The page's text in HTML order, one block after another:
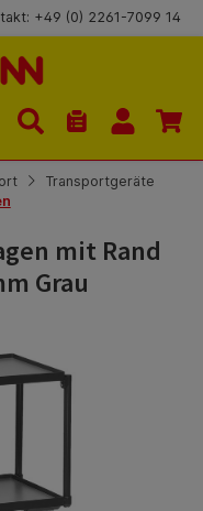
+49 (0) 2261-7099 14
Du hast 0
Transportgeräte
mit Rand
Grau